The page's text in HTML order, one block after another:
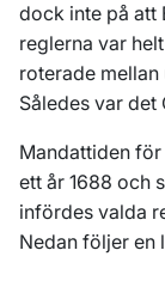
dock inte på att
reglerna var
roterade
Således var det
Mandattiden
ett år 1688 och
infördes valda
Nedan följer en